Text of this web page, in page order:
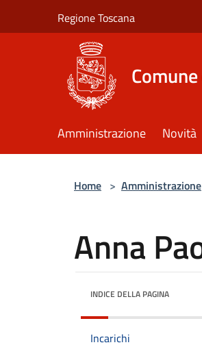
Regione Toscana
Amministrazione Novità
Home > Amministrazione
Anna
INDICE DELLA PAGINA
Incarichi